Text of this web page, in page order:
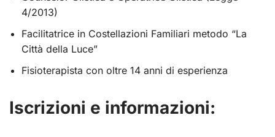
4/2013)
Facilitatrice in Costellazioni Familiari metodo “La
Città della Luce”
Fisioterapista con oltre 14 anni di esperienza
Iscrizioni e informazioni: